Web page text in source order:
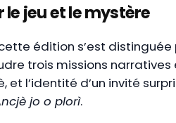
jeu et le mystère
édition s’est
trois missions
l’identité d’un invité
jo o plorì.